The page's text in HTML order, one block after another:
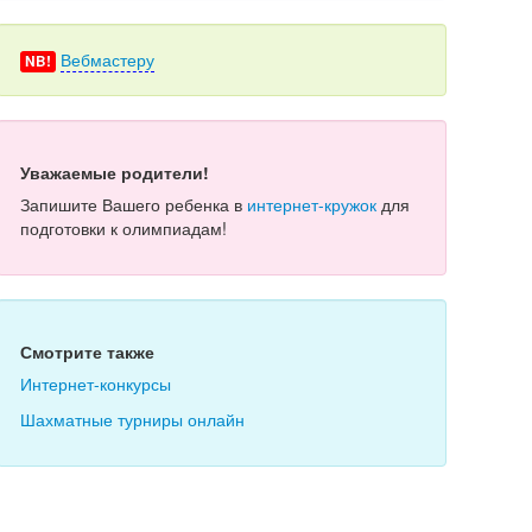
NB! Вебмастеру
Уважаемые родители!
Запишите Вашего ребенка в интернет-кружокдля
подготовки к олимпиадам!
Смотрите также
Интернет-конкурсы
Шахматные турниры онлайн